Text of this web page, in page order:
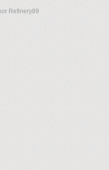
Refinery89